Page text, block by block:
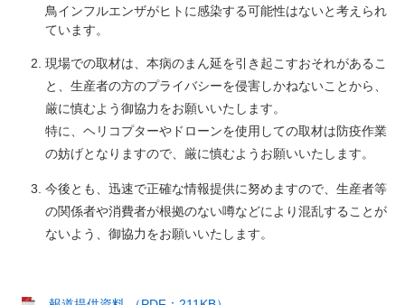
鳥インフルエンザがヒトに感染する可能性はないと考えられ
ています。
現場での取材は、本病のまん延を引き起こすおそれがあるこ
と、生産者の方のプライバシーを侵害しかねないことから、
厳に慎むよう御協力をお願いいたします。
特に、ヘリコプターやドローンを使用しての取材は防疫作業
の妨げとなりますので、厳に慎むようお願いいたします。
今後とも、迅速で正確な情報提供に努めますので、生産者等
の関係者や消費者が根拠のない噂などにより混乱することが
ないよう、御協力をお願いいたします。